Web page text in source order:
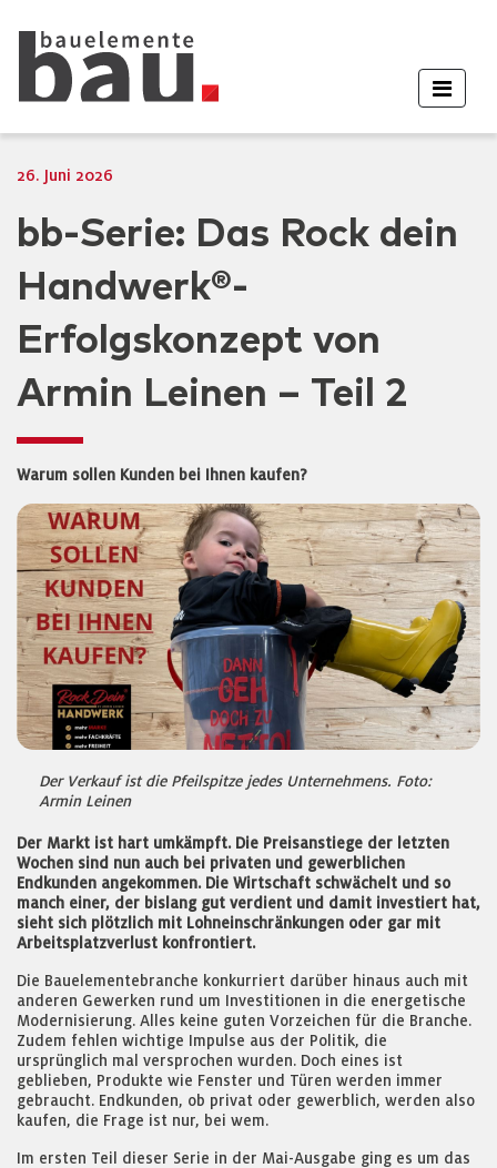
26. Juni 2026
bb-Serie: Das Rock dein
Handwerk®-
Erfolgskonzept von
Armin Leinen – Teil 2
Warum sollen Kunden bei Ihnen kaufen?
Der Verkauf ist die Pfeilspitze jedes Unternehmens. Foto:
Armin Leinen
Der Markt ist hart umkämpft. Die Preisanstiege der letzten
Wochen sind nun auch bei privaten und gewerblichen
Endkunden angekommen. Die Wirtschaft schwächelt und so
manch einer, der bislang gut verdient und damit investiert hat,
sieht sich plötzlich mit Lohneinschränkungen oder gar mit
Arbeitsplatzverlust konfrontiert.
Die Bauelementebranche konkurriert darüber hinaus auch mit
anderen Gewerken rund um Investitionen in die energetische
Modernisierung. Alles keine guten Vorzeichen für die Branche.
Zudem fehlen wichtige Impulse aus der Politik, die
ursprünglich mal versprochen wurden. Doch eines ist
geblieben, Produkte wie Fenster und Türen werden immer
gebraucht. Endkunden, ob privat oder gewerblich, werden also
kaufen, die Frage ist nur, bei wem.
Im ersten Teil dieser Serie in der Mai-Ausgabe ging es um das